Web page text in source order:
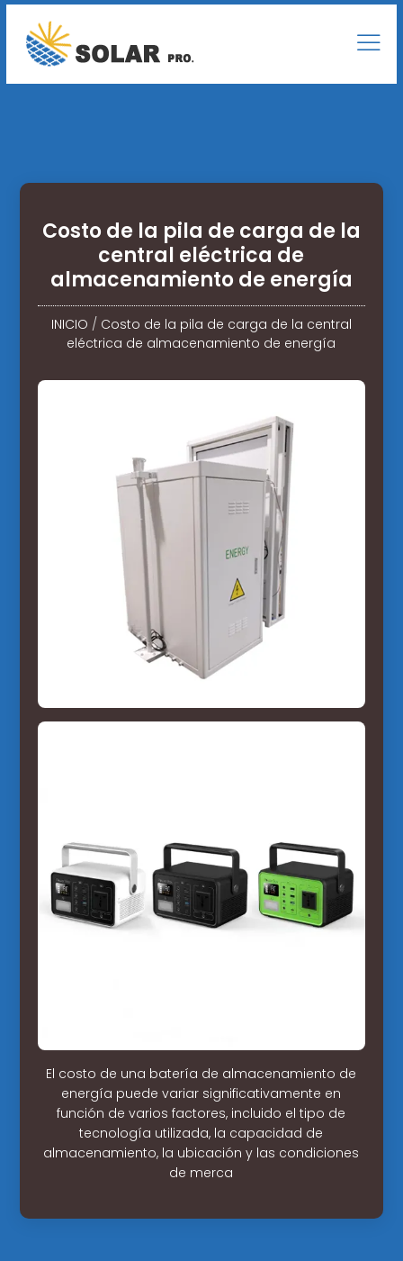
Costo de la pila de carga de la
central eléctrica de
almacenamiento de energía
INICIO / Costo de la pila de carga de la central
eléctrica de almacenamiento de energía
El costo de una batería de almacenamiento de
energía puede variar significativamente en
función de varios factores, incluido el tipo de
tecnología utilizada, la capacidad de
almacenamiento, la ubicación y las condiciones
de merca